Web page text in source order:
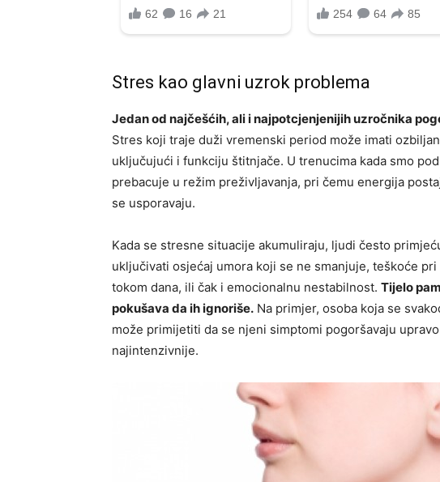
Stres kao glavni uzrok problema
Jedan od najčešćih, ali i najpotcjenjenijih uzročnika
Stres koji traje duži vremenski period može imati
uključujući i funkciju štitnjače. U trenucima kada smo
prebacuje u režim preživljavanja, pri čemu energija
se usporavaju.
Kada se stresne situacije akumuliraju, ljudi često
uključivati osjećaj umora koji se ne smanjuje, teškoće
tokom dana, ili čak i emocionalnu nestabilnost. Tijelo
pokušava da ih ignoriše. Na primjer, osoba koja se
može primijetiti da se njeni simptomi pogoršavaju
najintenzivnije.